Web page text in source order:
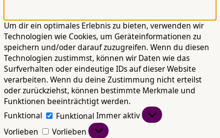
Um dir ein optimales Erlebnis zu bieten, verwenden wir
Technologien wie Cookies, um Geräteinformationen zu
speichern und/oder darauf zuzugreifen. Wenn du diesen
Technologien zustimmst, können wir Daten wie das
Surfverhalten oder eindeutige IDs auf dieser Website
verarbeiten. Wenn du deine Zustimmung nicht erteilst
oder zurückziehst, können bestimmte Merkmale und
Funktionen beeinträchtigt werden.
Funktional
Funktional Immer aktiv
Vorlieben
Vorlieben